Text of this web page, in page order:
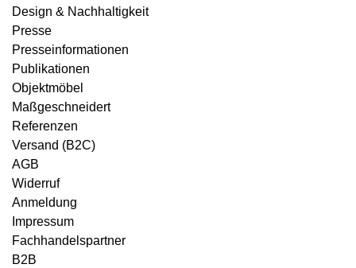
Design & Nachhaltigkeit
Presse
Presseinformationen
Publikationen
Objektmöbel
Maßgeschneidert
Referenzen
Versand (B2C)
AGB
Widerruf
Anmeldung
Impressum
Fachhandelspartner
B2B